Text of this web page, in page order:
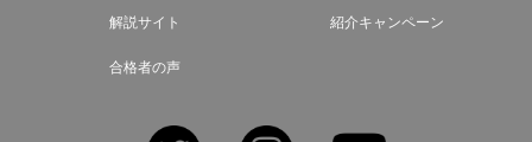
解説サイト 紹介キャンペーン
合格者の声